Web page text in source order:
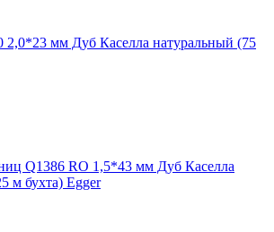
2,0*23 мм Дуб Каселла натуральный (75
Q1386 RO 1,5*43 мм Дуб Каселла
м бухта) Egger